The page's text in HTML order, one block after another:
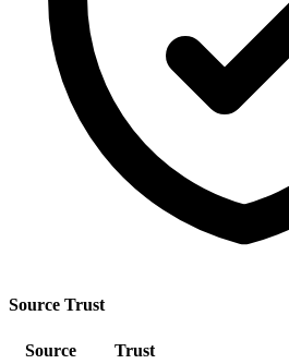
Source Trust
Source Trust